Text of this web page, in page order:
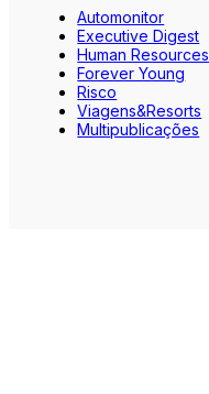
Automonitor
Executive Digest
Human Resources
Forever Young
Risco
Viagens&Resorts
Multipublicações